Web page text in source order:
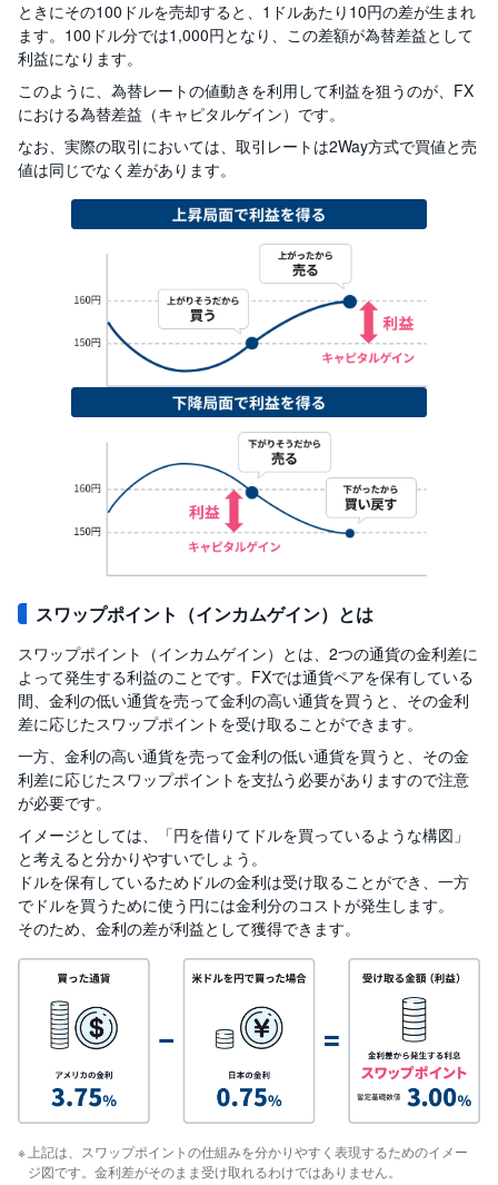
O
)
i
D
e
o
ときにその100ドルを売却すると、1ドルあたり10円の差が生まれ
ます。100ドル分では1,000円となり、この差額が為替差益として
利益になります。
このように、為替レートの値動きを利用して利益を狙うのが、FX
における為替差益（キャピタルゲイン）です。
なお、実際の取引においては、取引レートは2Way方式で買値と売
値は同じでなく差があります。
スワップポイント（インカムゲイン）とは
スワップポイント（インカムゲイン）とは、2つの通貨の金利差に
よって発生する利益のことです。FXでは通貨ペアを保有している
間、金利の低い通貨を売って金利の高い通貨を買うと、その金利
差に応じたスワップポイントを受け取ることができます。
一方、金利の高い通貨を売って金利の低い通貨を買うと、その金
利差に応じたスワップポイントを支払う必要がありますので注意
が必要です。
イメージとしては、「円を借りてドルを買っているような構図」
と考えると分かりやすいでしょう。
ドルを保有しているためドルの金利は受け取ることができ、一方
でドルを買うために使う円には金利分のコストが発生します。
そのため、金利の差が利益として獲得できます。
上記は、スワップポイントの仕組みを分かりやすく表現するためのイメー
ジ図です。金利差がそのまま受け取れるわけではありません。